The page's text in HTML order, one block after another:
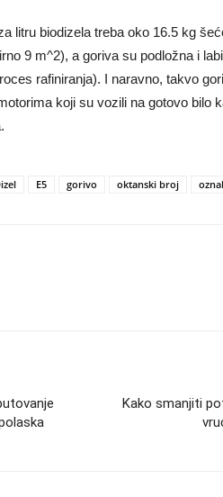
litru biodizela treba oko 16.5 kg
9 m^2), a goriva su podložna i
rafiniranja). I naravno, takvo
koji su vozili na gotovo bilo
E5 gorivo oktanski broj
Kako smanjiti